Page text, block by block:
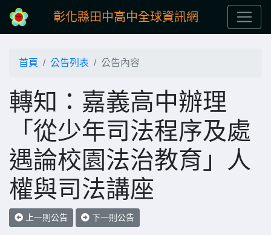
彰化縣田中高中全球資訊網
首頁 公告列表 公告內容
轉知：嘉義高中辦理
「從少年司法程序及處
遇論校園法治教育」人
權與司法講座
上一則公告 下一則公告